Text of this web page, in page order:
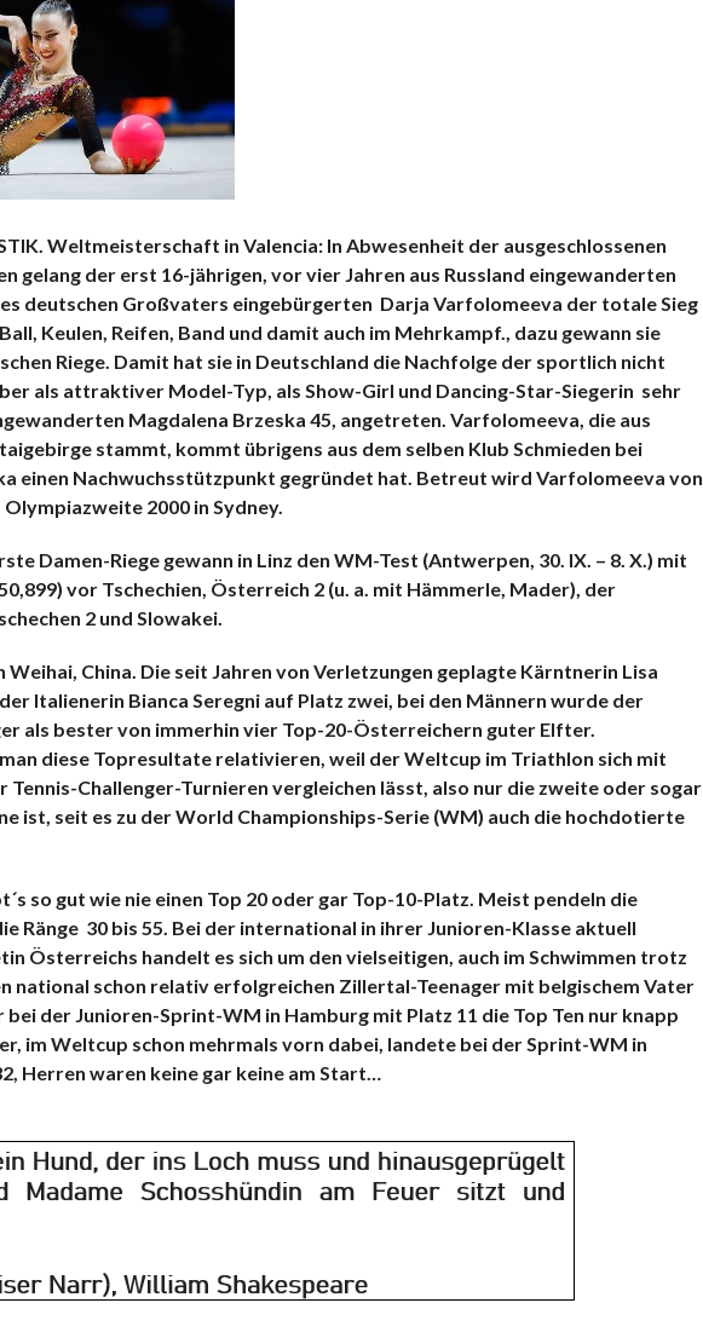
Weltmeisterschaft in Valencia: In Abwesenheit der ausgeschlossenen
gelang der erst 16-jährigen, vor vier Jahren aus Russland eingewanderten
deutschen Großvaters eingebürgerten Darja Varfolomeeva der totale Sieg
Keulen, Reifen, Band und damit auch im Mehrkampf., dazu gewann sie
Riege. Damit hat sie in Deutschland die Nachfolge der sportlich nicht
als attraktiver Model-Typ, als Show-Girl und Dancing-Star-Siegerin sehr
Magdalena Brzeska 45, angetreten. Varfolomeeva, die aus
stammt, kommt übrigens aus dem selben Klub Schmieden bei
einen Nachwuchsstützpunkt gegründet hat. Betreut wird Varfolomeeva von
Olympiazweite 2000 in Sydney.
Damen-Riege gewann in Linz den WM-Test (Antwerpen, 30. IX. – 8. X.) mit
vor Tschechien, Österreich 2 (u. a. mit Hämmerle, Mader), der
2 und Slowakei.
China. Die seit Jahren von Verletzungen geplagte Kärntnerin Lisa
Italienerin Bianca Seregni auf Platz zwei, bei den Männern wurde der
als bester von immerhin vier Top-20-Österreichern guter Elfter.
diese Topresultate relativieren, weil der Weltcup im Triathlon sich mit
Tennis-Challenger-Turnieren vergleichen lässt, also nur die zweite oder sogar
ist, seit es zu der World Championships-Serie (WM) auch die hochdotierte
so gut wie nie einen Top 20 oder gar Top-10-Platz. Meist pendeln die
Ränge 30 bis 55. Bei der international in ihrer Junioren-Klasse aktuell
Österreichs handelt es sich um den vielseitigen, auch im Schwimmen trotz
national schon relativ erfolgreichen Zillertal-Teenager mit belgischem Vater
bei der Junioren-Sprint-WM in Hamburg mit Platz 11 die Top Ten nur knapp
im Weltcup schon mehrmals vorn dabei, landete bei der Sprint-WM in
Herren waren keine gar keine am Start…